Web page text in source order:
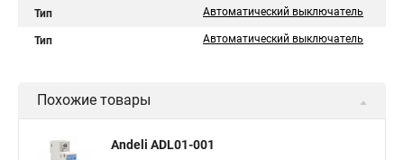
Тип Автоматический выключатель
Тип Автоматический выключатель
Похожие товары
Andeli ADL01-001